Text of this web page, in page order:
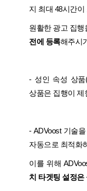
지 최대 48시간
원활한 광고 집행
전에 등록해주시
- 성인 속성 상품
상품은 집행이 제
- ADVoost 기술
자동으로 최적화
이를 위해
치 타겟팅 설정은